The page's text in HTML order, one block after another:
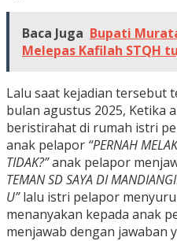
Baca Juga Bupati
Melepas Kafilah STQH
Lalu saat kejadian tersebut
bulan agustus 2025, Ketika
beristirahat di rumah istri
anak pelapor “PERNAH
TIDAK?”anak pelapor
TEMAN SD SAYA DI
U”lalu istri pelapor
menanyakan kepada anak
menjawab dengan jawaban